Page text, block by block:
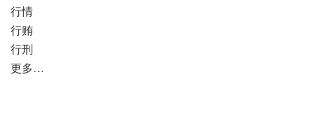
行情
行贿
行刑
更多…